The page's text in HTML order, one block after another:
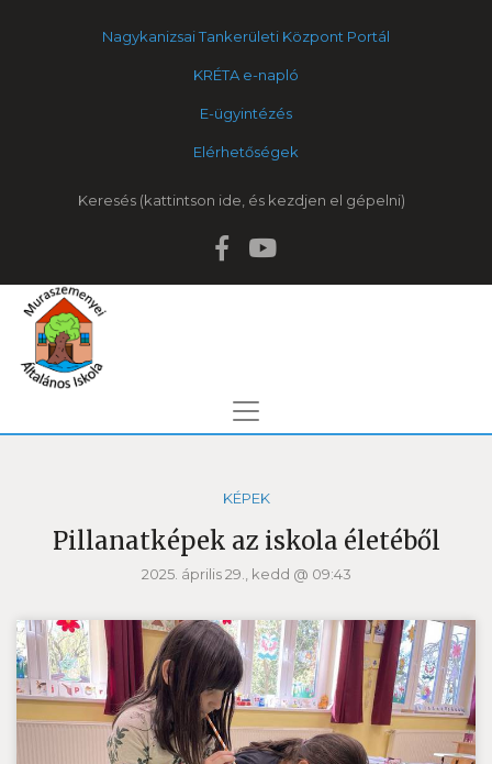
Nagykanizsai Tankerületi Központ Portál
KRÉTA e-napló
E-ügyintézés
Elérhetőségek
Keresés
KÉPEK
Pillanatképek az iskola életéből
2025. április 29., kedd @ 09:43